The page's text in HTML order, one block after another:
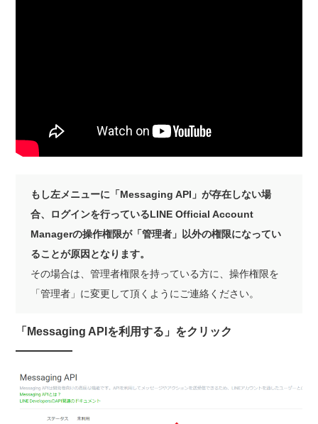
もし左メニューに「Messaging API」が存在しない場
合、ログインを行っているLINE Official Account
Managerの操作権限が「管理者」以外の権限になってい
ることが原因となります。
その場合は、管理者権限を持っている方に、操作権限を
「管理者」に変更して頂くようにご連絡ください。
「Messaging APIを利用する」をクリック